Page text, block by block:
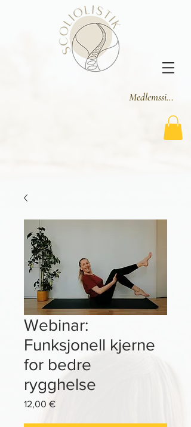
Medlemssider
Webinar:
Funksjonell kjerne
for bedre
rygghelse
12,00 €Pris